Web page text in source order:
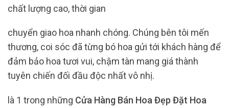
chất lượng cao, thời gian
chuyển giao hoa nhanh chóng. Chúng bên tôi mến
thương, coi sóc đã từng bó hoa gửi tới khách hàng để
đảm bảo hoa tươi vui, chậm tàn mang giá thành
tuyên chiến đối đầu độc nhất vô nhị.
là 1 trong những Cửa Hàng Bán Hoa Đẹp Đặt Hoa